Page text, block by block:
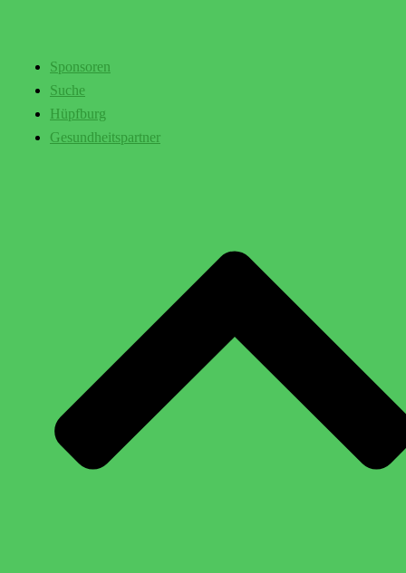
Sponsoren
Suche
Hüpfburg
Gesundheitspartner